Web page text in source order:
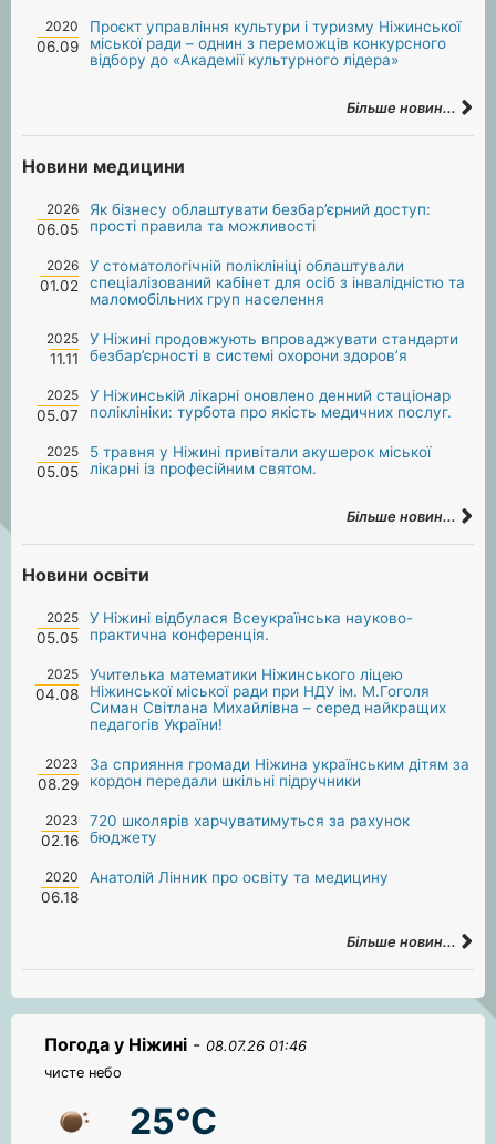
2020
06.09
Проєкт управління культури і туризму Ніжинської
міської ради – однин з переможців конкурсного
відбору до «Академії культурного лідера»
Більше новин...
Новини медицини
2026
06.05
Як бізнесу облаштувати безбар’єрний доступ:
прості правила та можливості
2026
01.02
У стоматологічній поліклініці облаштували
спеціалізований кабінет для осіб з інвалідністю та
маломобільних груп населення
2025
11.11
У Ніжині продовжують впроваджувати стандарти
безбар’єрності в системі охорони здоров’я
2025
05.07
У Ніжинській лікарні оновлено денний стаціонар
поліклініки: турбота про якість медичних послуг.
2025
05.05
5 травня у Ніжині привітали акушерок міської
лікарні із професійним святом.
Більше новин...
Новини освіти
2025
05.05
У Ніжині відбулася Всеукраїнська науково-
практична конференція.
2025
04.08
Учителька математики Ніжинського ліцею
Ніжинської міської ради при НДУ ім. М.Гоголя
Симан Світлана Михайлівна – серед найкращих
педагогів України!
2023
08.29
За сприяння громади Ніжина українським дітям за
кордон передали шкільні підручники
2023
02.16
720 школярів харчуватимуться за рахунок
бюджету
2020
06.18
Анатолій Лінник про освіту та медицину
Більше новин...
Погода у Ніжині - 08.07.26 01:46
чисте небо
25°C